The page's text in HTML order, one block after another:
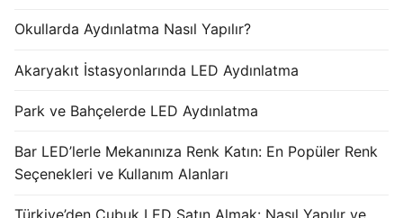
Okullarda Aydınlatma Nasıl Yapılır?
Akaryakıt İstasyonlarında LED Aydınlatma
Park ve Bahçelerde LED Aydınlatma
Bar LED’lerle Mekanınıza Renk Katın: En Popüler Renk
Seçenekleri ve Kullanım Alanları